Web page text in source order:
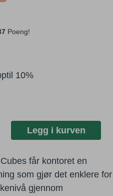
Poeng!
10%
Legg i kurven
får kontoret en
som gjør det enklere for
gjennom